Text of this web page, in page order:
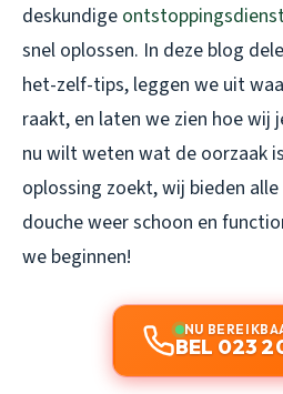
deskundige
snel oplossen. In deze blog
het-zelf-tips, leggen we uit
raakt, en laten we zien hoe wij
nu wilt weten wat de oorzaak
oplossing zoekt, wij bieden
douche weer schoon en
we beginnen!
NU
BEL 023